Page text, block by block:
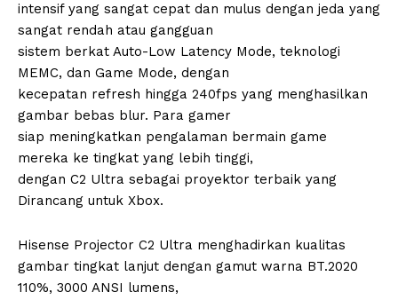
intensif yang sangat cepat dan mulus dengan jeda yang
sangat rendah atau gangguan
sistem berkat Auto-Low Latency Mode, teknologi
MEMC, dan Game Mode, dengan
kecepatan refresh hingga 240fps yang menghasilkan
gambar bebas blur. Para gamer
siap meningkatkan pengalaman bermain game
mereka ke tingkat yang lebih tinggi,
dengan C2 Ultra sebagai proyektor terbaik yang
Dirancang untuk Xbox.
Hisense Projector C2 Ultra menghadirkan kualitas
gambar tingkat lanjut dengan gamut warna BT.2020
110%, 3000 ANSI lumens,